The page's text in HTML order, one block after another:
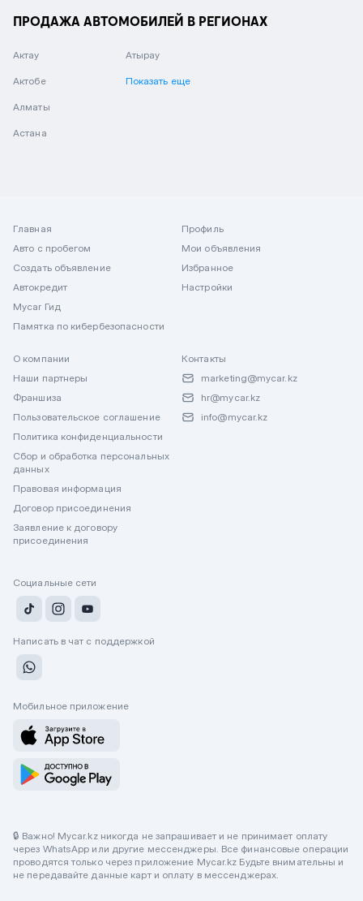
ПРОДАЖА АВТОМОБИЛЕЙ В РЕГИОНАХ
Актау
Актобе
Алматы
Астана
Атырау
Показать еще
Главная
Авто с пробегом
Создать объявление
Автокредит
Mycar Гид
Памятка по кибербезопасности
Профиль
Мои объявления
Избранное
Настройки
О компании
Наши партнеры
Франшиза
Пользовательское соглашение
Политика конфиденциальности
Сбор и обработка персональных
данных
Правовая информация
Договор присоединения
Заявление к договору
присоединения
Контакты
marketing@mycar.kz
hr@mycar.kz
info@mycar.kz
Социальные сети
Написать в чат с поддержкой
Мобильное приложение
🔒 Важно! Mycar.kz никогда не запрашивает и не принимает оплату
через WhatsApp или другие мессенджеры. Все финансовые операции
проводятся только через приложение Mycar.kz Будьте внимательны и
не передавайте данные карт и оплату в мессенджерах.